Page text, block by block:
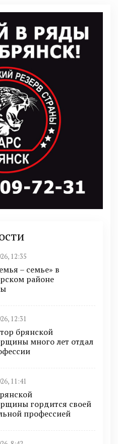
12:35
– семье» в
районе
12:31
брянской
много лет отдал
11:41
гордится своей
профессией